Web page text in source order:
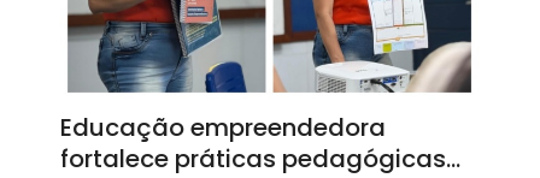
Educação empreendedora
fortalece práticas pedagógicas…